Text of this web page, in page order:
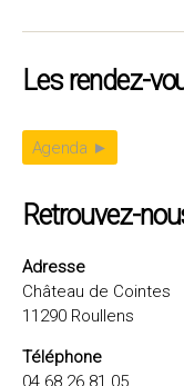
Les rendez-
Agenda ►
Retrouvez-
Adresse
Château de Cointes
11290 Roullens
Téléphone